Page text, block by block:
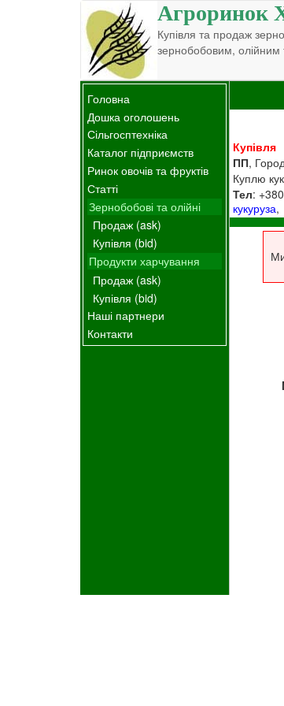
Агроринок
Купівля та продаж
зернобобовим, олійним
Головна
Дошка оголошень
Сільгосптехніка
Каталог підприємств
Ринок овочів та фруктів
Статті
Зернобобові та олійні
Продаж (ask)
Купівля (bid)
Продукти харчування
Продаж (ask)
Купівля (bid)
Наші партнери
Контакти
Купівля
ПП,
Куплю
Тел:
кукуруза,